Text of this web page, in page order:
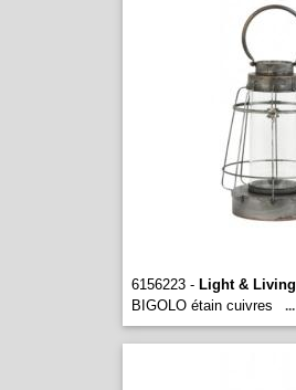
6156223 - Light & Living
BIGOLO étain cuivres
...